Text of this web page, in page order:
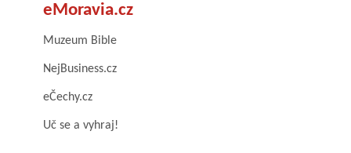
eMoravia.cz
Muzeum Bible
NejBusiness.cz
eČechy.cz
Uč se a vyhraj!